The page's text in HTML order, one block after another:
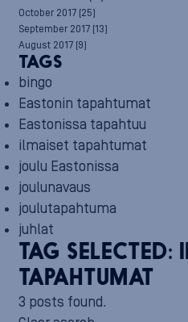
October 2017 (25)
September 2017 (13)
August 2017 (9)
TAGS
bingo
Eastonin tapahtumat
Eastonissa tapahtuu
ilmaiset tapahtumat
joulu Eastonissa
joulunavaus
joulutapahtuma
juhlat
TAG SELECTED:
TAPAHTUMAT
3 posts found.